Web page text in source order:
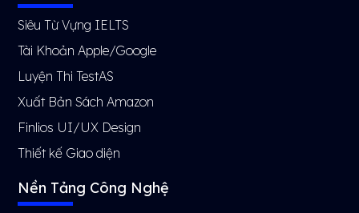
Siêu Từ Vựng IELTS
Tài Khoản Apple/Google
Luyện Thi TestAS
Xuất Bản Sách Amazon
Finlios UI/UX Design
Thiết kế Giao diện
Nền Tảng Công Nghệ